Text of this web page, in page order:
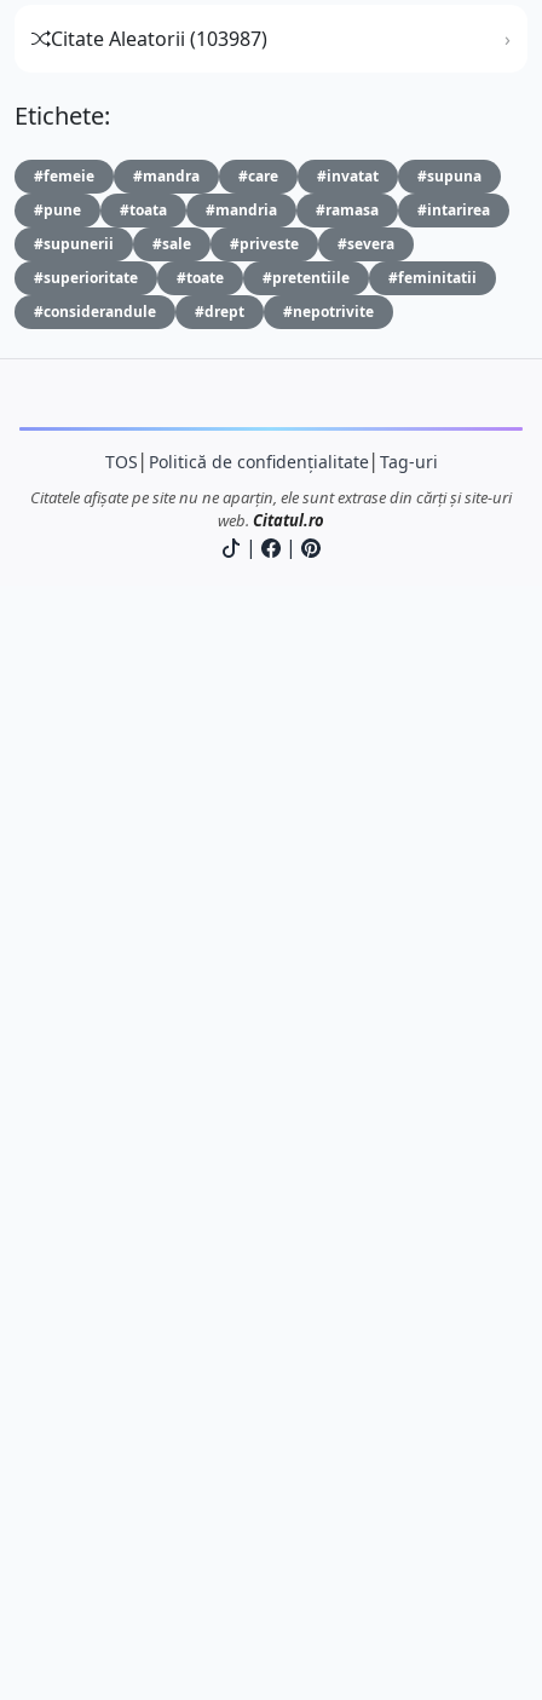
Citate Aleatorii (103987)
Etichete:
#femeie #mandra #care #invatat
#supuna
#pune
#toata #mandria #ramasa
#intarirea
#supunerii
#sale #priveste
#severa
#superioritate
#toate #pretentiile
#feminitatii
#considerandule
#drept #nepotrivite
TOS Politică de confidențialitate│ Tag-uri
Citatele afișate pe site nu ne aparțin, ele sunt extrase din cărți și site-uri
web. Citatul.ro
| |